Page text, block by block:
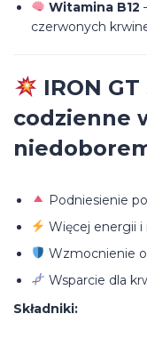
Witamina B12
czerwonych
IRON
codzienne
Podniesienie
Więcej energii
Wzmocnienie
Wsparcie dla
Składniki: